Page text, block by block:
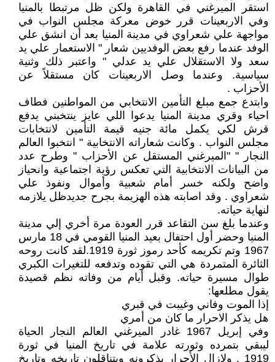
استقر الميرغني في القاهرة ولكن ظل مرتبطا بالمنيا
وفي الاربعينات قرر خوض معركة مجلس النواب في
مواجهة علي شعراوي في مدينة المنيا بعد أن انشق علي
الوفد عندما رفع بعض الوفديين شعار " الاستعمار علي يد
سعد ولا الاستقلال علي يد عدلي " واعتبر ذلك وثنية
سياسية. وعندما وصل الاربعينات كان مستقلاً عن
الأحزاب .
وابتدع جمع مبلغ التأمين الانتخابي من المواطنين فطاف
احياء وقري مدينة المنيا يدعوا اللي عايز ينتخبني يدفع
قرش لكي يكمل مائة جنيه قيمة التأمين لانتخابات
مجلس النواب . وكانت شعاراته الانتخابية " انتخبوا العالم
النجار " "الميرغني المستقل عن الأحزاب " وطرح عدد
من البيانات الانتخابية التي تعكس رؤية اجتماعية وانحياز
واضح ولكنه خسر أمام شعبية وأموال ونفوذ علي
شعراوي . وقد اصابته هذه الهزيمة بجرح جديدظل يلازمه
لنهاية حياته.
وعندما بلغ سن التقاعد قرر العودة مرة أخري إلي مدينة
المنيا وحضر أول احتفال بعيد المنيا القومي في 18 مارس
1967 وتم تكريمه كأحد رموز ثورة 1919.لقد كانت روحه
الثائرة المتمردة هي التي تقوده وتدفعه للتغيرات الكبري
طوال مسيرة حياته. وقبل أيام من وفاته نظم قصيدة
يقول مطلعها:
إذا الموت وفاني وغيبت في قبري
هل يذكر الاحرار ما كان من أمري
وفي إبريل 1967 غادر الميرغني العالم النجار الحياة
ليبقي بتمرده وثورته علامة في تاريخ المنيا في ثورة
1919 . ولازال الأحرار يذكرونه ويتناقلون تاريخه وتاريخ